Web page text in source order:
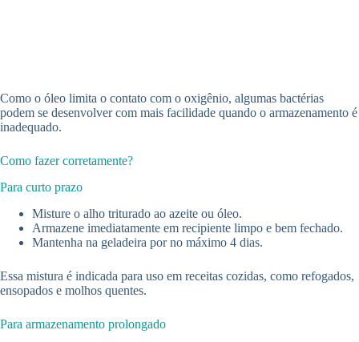
Como o óleo limita o contato com o oxigênio, algumas bactérias
podem se desenvolver com mais facilidade quando o armazenamento é
inadequado.
Como fazer corretamente?
Para curto prazo
Misture o alho triturado ao azeite ou óleo.
Armazene imediatamente em recipiente limpo e bem fechado.
Mantenha na geladeira por no máximo 4 dias.
Essa mistura é indicada para uso em receitas cozidas, como refogados,
ensopados e molhos quentes.
Para armazenamento prolongado